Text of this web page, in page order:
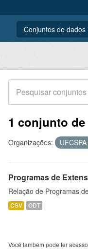
Conjuntos de dados
1 conjunto
Organizações: UFCSPA
Programas de
Relação de Programas
CSV ODT
Você também pode ter